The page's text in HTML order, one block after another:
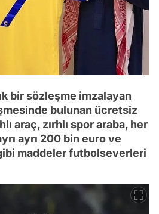
bir sözleşme imzalayan
bulunan ücretsiz
araç, zırhlı spor araba, her
ayrı 200 bin euro ve
maddeler futbolseverleri